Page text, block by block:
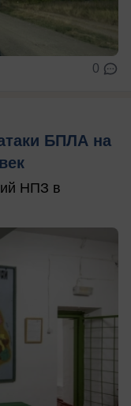
0
БПЛА на
НПЗ в